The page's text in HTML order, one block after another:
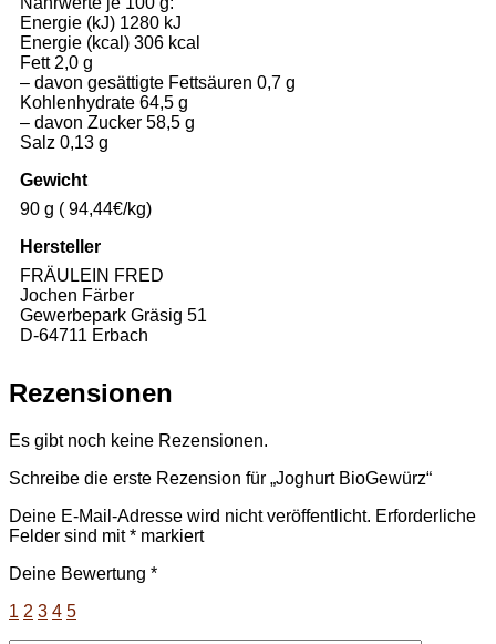
Energie (kJ) 1280 kJ
Energie (kcal) 306 kcal
Fett 2,0 g
– davon gesättigte Fettsäuren 0,7 g
Kohlenhydrate 64,5 g
– davon Zucker 58,5 g
Salz 0,13 g
Gewicht
90 g ( 94,44€/kg)
Hersteller
FRÄULEIN FRED
Jochen Färber
Gewerbepark Gräsig 51
D-64711 Erbach
Rezensionen
Es gibt noch keine Rezensionen.
Schreibe die erste Rezension für „Joghurt BioGewürz“
Deine E-Mail-Adresse wird nicht veröffentlicht. Erforderliche
Felder sind mit* markiert
Deine Bewertung *
1 2 3 4 5